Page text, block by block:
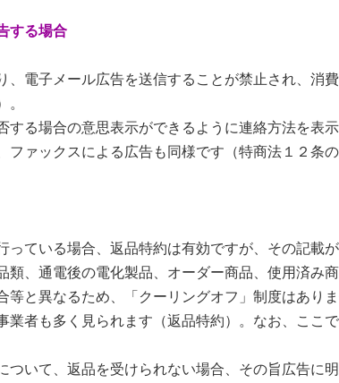
する場合
電子メール広告を送信することが禁止され、消
。
る場合の意思表示ができるように連絡方法を表
ァックスによる広告も同様です（特商法１２条の
ている場合、返品特約は有効ですが、その記載
類、通電後の電化製品、オーダー商品、使用済み
等と異なるため、「クーリングオフ」制度はあり
業者も多く見られます（返品特約）。なお、ここ
いて、返品を受けられない場合、その旨広告に